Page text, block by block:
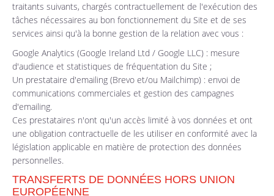
traitants suivants, chargés contractuellement de l'exécution des
tâches nécessaires au bon fonctionnement du Site et de ses
services ainsi qu'à la bonne gestion de la relation avec vous :
Google Analytics (Google Ireland Ltd / Google LLC) : mesure
d'audience et statistiques de fréquentation du Site ;
Un prestataire d'emailing (Brevo et/ou Mailchimp) : envoi de
communications commerciales et gestion des campagnes
d'emailing.
Ces prestataires n'ont qu'un accès limité à vos données et ont
une obligation contractuelle de les utiliser en conformité avec la
législation applicable en matière de protection des données
personnelles.
TRANSFERTS DE DONNÉES HORS UNION
EUROPÉENNE